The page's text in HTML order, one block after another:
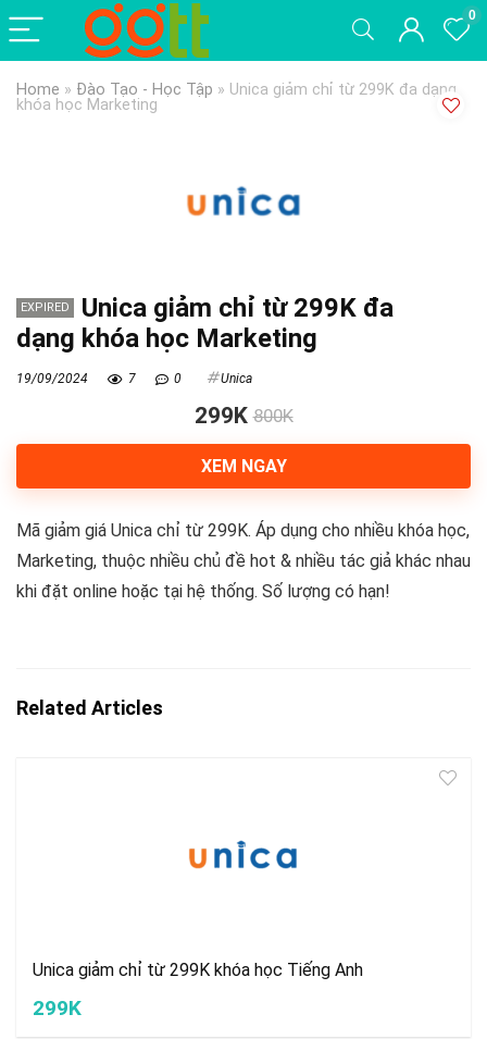
0
Home » Đào Tạo - Học Tập » Unica giảm chỉ từ 299K đa dạng
khóa học Marketing
EXPIRED
Unica giảm chỉ từ 299K đa
dạng khóa học Marketing
19/09/2024 7 0 Unica
299K 800K
XEM NGAY
Mã giảm giá Unica chỉ từ 299K. Áp dụng cho nhiều khóa học,
Marketing, thuộc nhiều chủ đề hot & nhiều tác giả khác nhau
khi đặt online hoặc tại hệ thống. Số lượng có hạn!
Related Articles
Unica giảm chỉ từ 299K khóa học Tiếng Anh
299K